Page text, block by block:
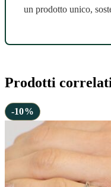
un prodotto unico,
Prodotti
-10%